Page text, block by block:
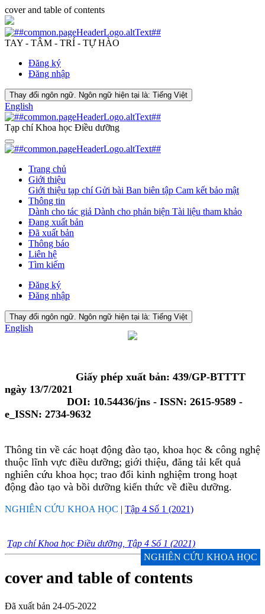
cover and table of contents
TAY - TÂM - TRÍ - TỰ HÀO
Đăng ký
Đăng nhập
Thay đổi ngôn ngữ. Ngôn ngữ hiện tại là: Tiếng Việt
English
Tạp chí Khoa học Điều dưỡng
Trang chủ
Giới thiệu
Giới thiệu tạp chíGửi bài Ban biên tập Cam kết bảo mật
Thông tin
Dành cho tác giả Dành cho phản biện Tài liệu tham khảo
Đang xuất bản
Đã xuất bản
Thông báo
Liên hệ
Tìm kiếm
Đăng ký
Đăng nhập
Thay đổi ngôn ngữ. Ngôn ngữ hiện tại là: Tiếng Việt
English
Giấy phép xuất bản: 439/GP-BTTTT
ngày 13/7/2021
DOI: 10.54436/jns - ISSN: 2615-9589 -
e_ISSN: 2734-9632
Thông tin về các hoạt động đào tạo, khoa học & công nghệ
thuộc lĩnh vực điều dưỡng; giới thiệu, đăng tải kết quả
nghiên cứu khoa học; trao đổi kinh nghiệm trong hoạt
động đào tạo và bồi dưỡng kiến thức về điều dưỡng.
NGHIÊN CỨU KHOA HỌC | Tập 4 Số 1 (2021)
Tạp chí Khoa học Điều dưỡng, Tập 4 Số 1 (2021)
NGHIÊN CỨU KHOA HỌC
cover and table of contents
Đã xuất bản 24-05-2022